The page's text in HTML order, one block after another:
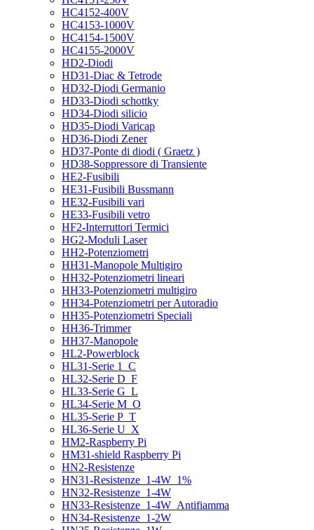
HC4152-400V
HC4153-1000V
HC4154-1500V
HC4155-2000V
HD2-Diodi
HD31-Diac & Tetrode
HD32-Diodi Germanio
HD33-Diodi schottky
HD34-Diodi silicio
HD35-Diodi Varicap
HD36-Diodi Zener
HD37-Ponte di diodi ( Graetz )
HD38-Soppressore di Transiente
HE2-Fusibili
HE31-Fusibili Bussmann
HE32-Fusibili vari
HE33-Fusibili vetro
HF2-Interruttori Termici
HG2-Moduli Laser
HH2-Potenziometri
HH31-Manopole Multigiro
HH32-Potenziometri lineari
HH33-Potenziometri multigiro
HH34-Potenziometri per Autoradio
HH35-Potenziometri Speciali
HH36-Trimmer
HH37-Manopole
HL2-Powerblock
HL31-Serie 1_C
HL32-Serie D_F
HL33-Serie G_L
HL34-Serie M_O
HL35-Serie P_T
HL36-Serie U_X
HM2-Raspberry Pi
HM31-shield Raspberry Pi
HN2-Resistenze
HN31-Resistenze_1-4W_1%
HN32-Resistenze_1-4W
HN33-Resistenze_1-4W_Antifiamma
HN34-Resistenze_1-2W